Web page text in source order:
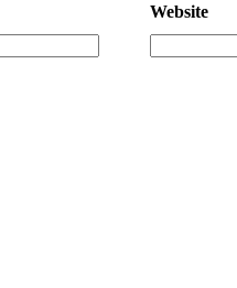
Website